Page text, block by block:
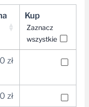
Kup
Zaznacz
wszystkie
zł
zł